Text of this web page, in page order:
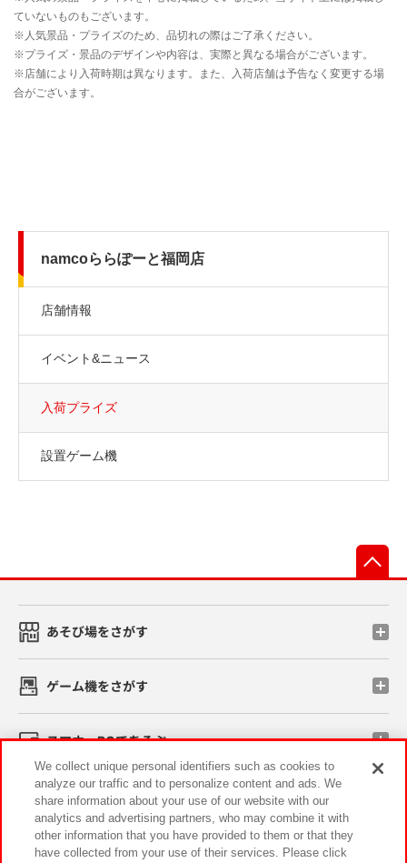
namcoららぽーと福岡店
店舗情報
イベント&ニュース
入荷プライズ
設置ゲーム機
あそび場をさがす
ゲーム機をさがす
スマホ・PCであそぶ
イベント・キャンペーン
We collect unique personal identifiers such as cookies to
analyze our traffic and to personalize content and ads. We
share information about your use of our website with our
analytics and advertising partners, who may combine it with
other information that you have provided to them or that they
have collected from your use of their services. Please click